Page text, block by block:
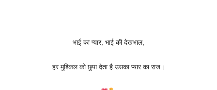
भाई का प्यार, भाई की देखभाल,
हर मुश्किल को छुपा देता है उसका प्यार का राज।